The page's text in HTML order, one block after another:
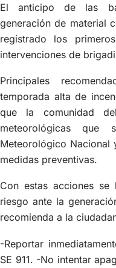
El anticipo de las
generación de material
registrado los
intervenciones de
Principales
temporada alta de
que la comunidad
meteorológicas que
Meteorológico Nacional
medidas preventivas.
Con estas acciones se
riesgo ante la
recomienda a la
-Reportar
SE 911. -No intentar